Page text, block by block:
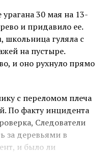
30 мая на 13-
и придавило ее.
школьница гуляла с
на пустыре.
и оно рухнуло прямо
с переломом плеча
По факту инцидента
Следователи
за деревьями в
и было ли